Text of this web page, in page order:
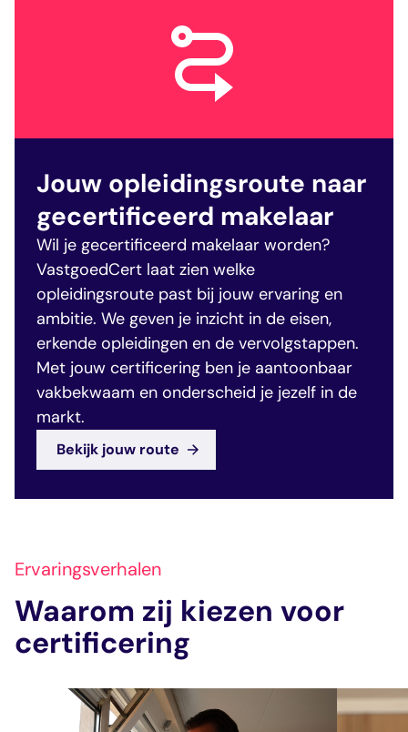
Jouw opleidingsroute naar
gecertificeerd makelaar
Wil je gecertificeerd makelaar worden?
VastgoedCert laat zien welke
opleidingsroute past bij jouw ervaring en
ambitie. We geven je inzicht in de eisen,
erkende opleidingen en de vervolgstappen.
Met jouw certificering ben je aantoonbaar
vakbekwaam en onderscheid je jezelf in de
markt.
Bekijk jouw route
Ervaringsverhalen
Waarom zij kiezen voor
certificering